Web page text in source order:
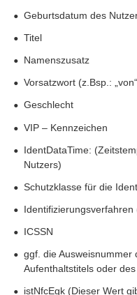
• Geburtsdatum des
• Titel
• Namenszusatz
• Vorsatzwort (z.Bsp.:
• Geschlecht
• VIP – Kennzeichen
• IdentDataTime:
Nutzers)
• Schutzklasse für die
•
• ICSSN
• ggf. die Ausweisnummer
Aufenthaltstitels oder
• istNfcEgk (Dieser Wert